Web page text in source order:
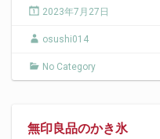
2023年7月27日
osushi014
No Category
無印良品のかき氷